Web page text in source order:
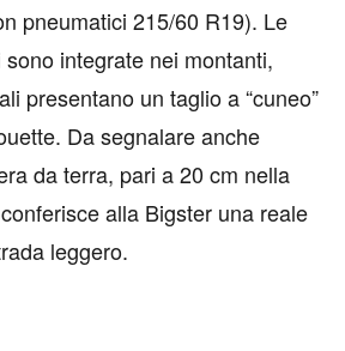
pneumatici 215/60 R19). Le
integrate nei montanti,
presentano un taglio a “cuneo”
Da segnalare anche
da terra, pari a 20 cm nella
alla Bigster una reale
leggero.